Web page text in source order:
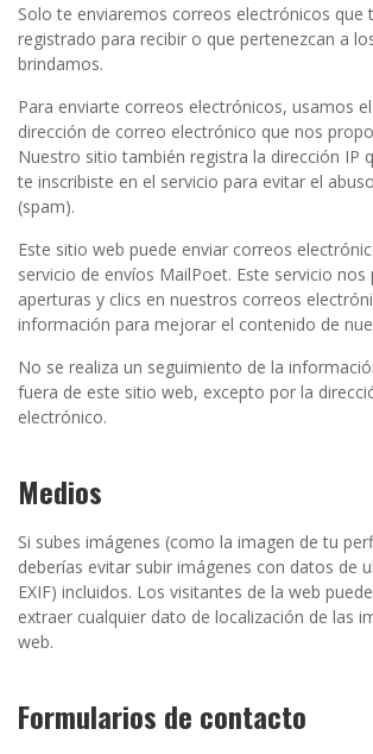
Solo te enviaremos correos electrónicos que
registrado para recibir o que pertenezcan a
brindamos.
Para enviarte correos electrónicos, usamos
dirección de correo electrónico que nos
Nuestro sitio también registra la dirección IP
te inscribiste en el servicio para evitar el
(spam).
Este sitio web puede enviar correos
servicio de envíos MailPoet. Este servicio
aperturas y clics en nuestros correos
información para mejorar el contenido de
No se realiza un seguimiento de la
fuera de este sitio web, excepto por la
electrónico.
Medios
Si subes imágenes (como la imagen de tu
deberías evitar subir imágenes con datos de
EXIF) incluidos. Los visitantes de la web
extraer cualquier dato de localización de las
web.
Formularios de contacto